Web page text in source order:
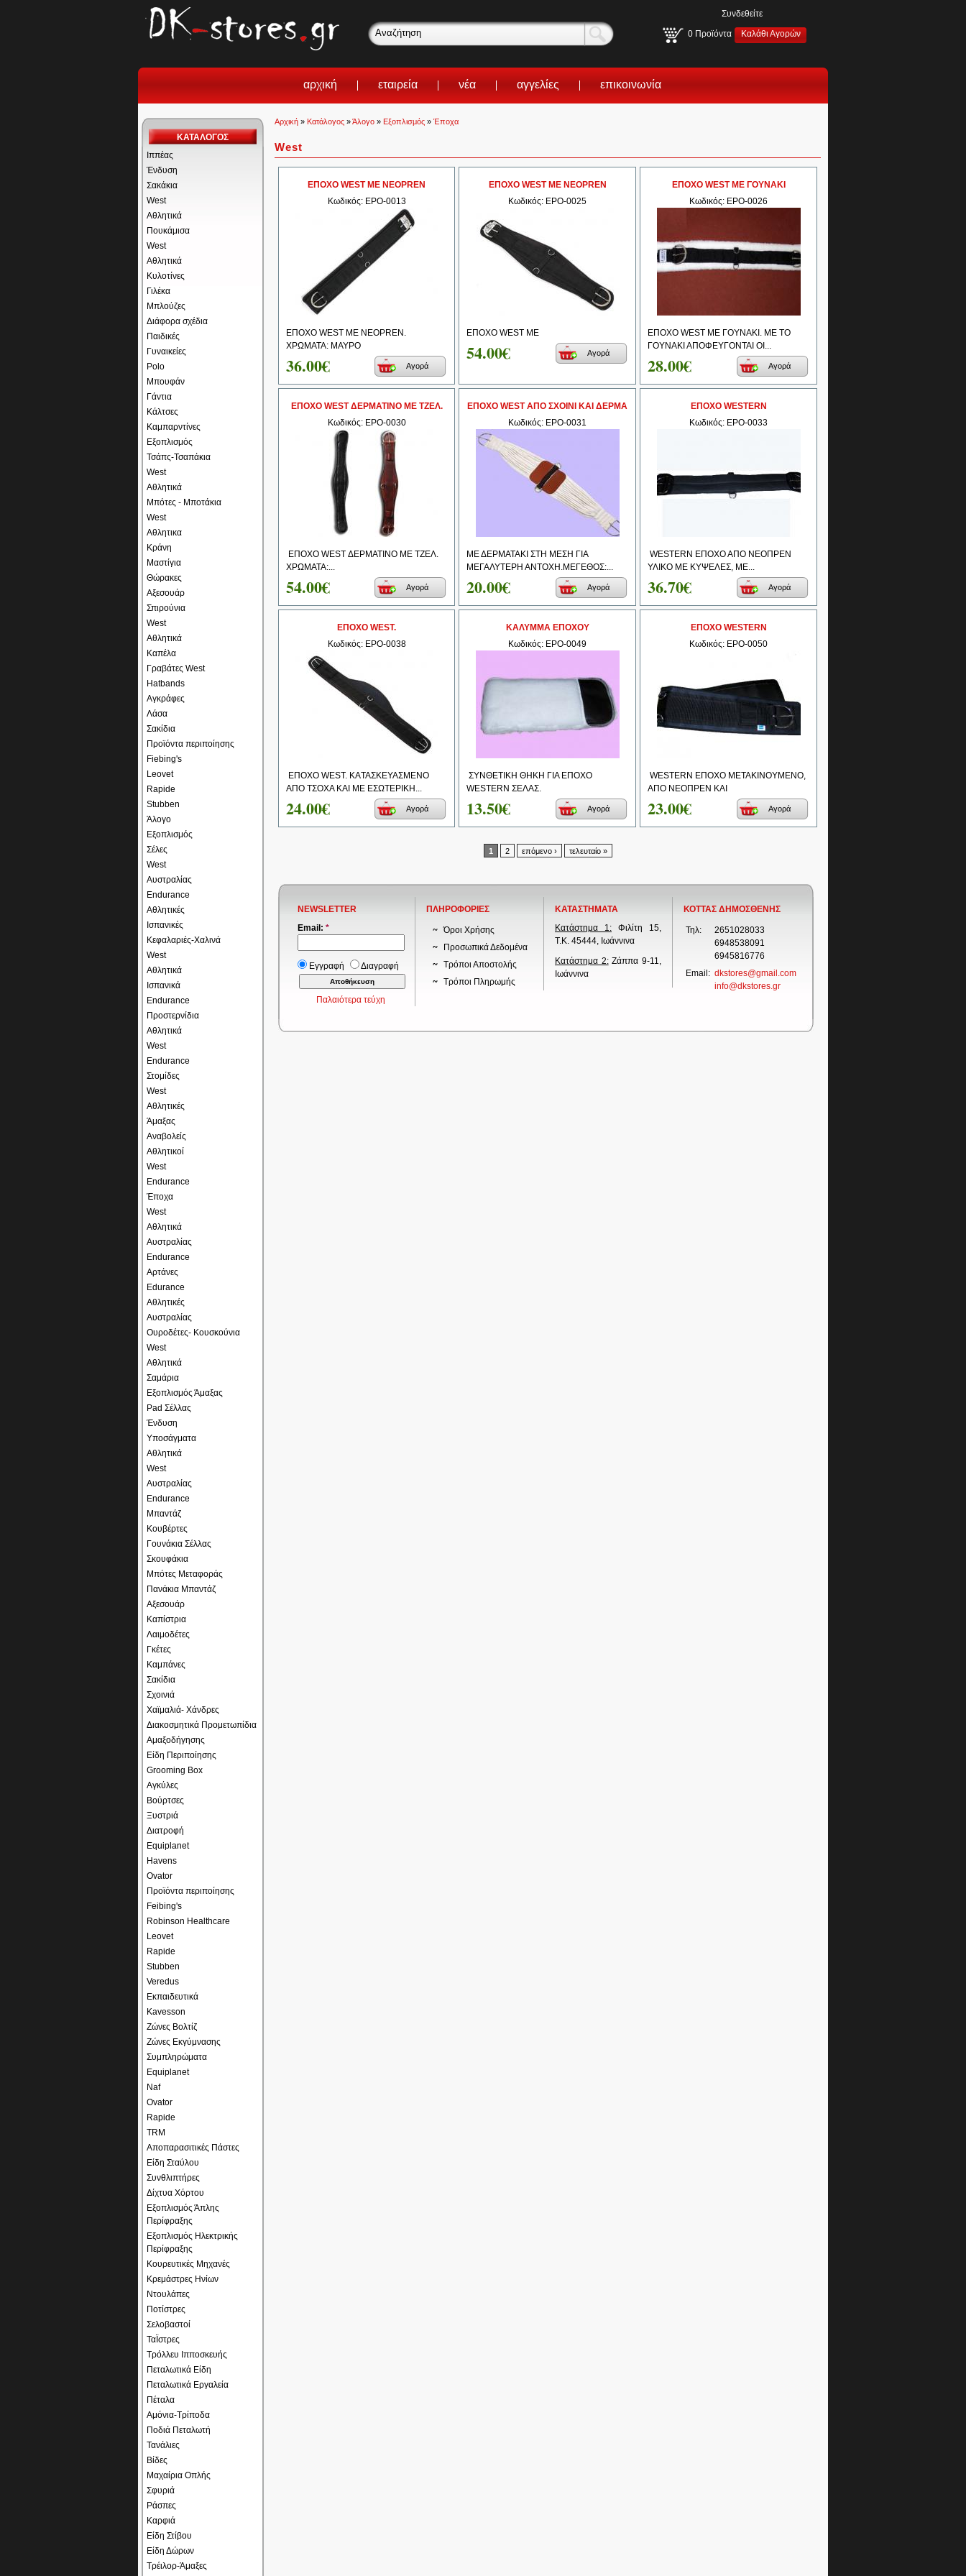
Συνδεθείτε
0 Προϊόντα Καλάθι Αγορών
αρχική εταιρεία νέα αγγελίες επικοινωνία
ΚΑΤΑΛΟΓΟΣ
Ιππέας
Ένδυση
Σακάκια
West
Αθλητικά
Πουκάμισα
West
Αθλητικά
Κυλοτίνες
Γιλέκα
Μπλούζες
Διάφορα σχέδια
Παιδικές
Γυναικείες
Polo
Μπουφάν
Γάντια
Κάλτσες
Καμπαρντίνες
Εξοπλισμός
Τσάπς-Τσαπάκια
West
Αθλητικά
Μπότες - Μποτάκια
West
Αθλητικα
Κράνη
Μαστίγια
Θώρακες
Αξεσουάρ
Σπιρούνια
West
Αθλητικά
Καπέλα
Γραβάτες West
Hatbands
Αγκράφες
Λάσα
Σακίδια
Προϊόντα περιποίησης
Fiebing's
Leovet
Rapide
Stubben
Άλογο
Εξοπλισμός
Σέλες
West
Αυστραλίας
Endurance
Αθλητικές
Ισπανικές
Κεφαλαριές-Χαλινά
West
Αθλητικά
Ισπανικά
Endurance
Προστερνίδια
Αθλητικά
West
Endurance
Στομίδες
West
Αθλητικές
Άμαξας
Αναβολείς
Αθλητικοί
West
Endurance
Έποχα
West
Αθλητικά
Αυστραλίας
Endurance
Αρτάνες
Edurance
Αθλητικές
Αυστραλίας
Ουροδέτες- Κουσκούνια
West
Αθλητικά
Σαμάρια
Εξοπλισμός Άμαξας
Pad Σέλλας
Ένδυση
Υποσάγματα
Αθλητικά
West
Αυστραλίας
Endurance
Μπαντάζ
Κουβέρτες
Γουνάκια Σέλλας
Σκουφάκια
Μπότες Μεταφοράς
Πανάκια Μπαντάζ
Αξεσουάρ
Καπίστρια
Λαιμοδέτες
Γκέτες
Καμπάνες
Σακίδια
Σχοινιά
Χαϊμαλιά- Χάνδρες
Διακοσμητικά Προμετωπίδια
Αμαξοδήγησης
Είδη Περιποίησης
Grooming Box
Αγκύλες
Βούρτσες
Ξυστριά
Διατροφή
Equiplanet
Havens
Ovator
Προϊόντα περιποίησης
Feibing's
Robinson Healthcare
Leovet
Rapide
Stubben
Veredus
Εκπαιδευτικά
Kavesson
Ζώνες Βολτίζ
Ζώνες Εκγύμνασης
Συμπληρώματα
Equiplanet
Naf
Ovator
Rapide
TRM
Αποπαρασιτικές Πάστες
Είδη Σταύλου
Συνθλιπτήρες
Δίχτυα Χόρτου
Εξοπλισμός Άπλης
Περίφραξης
Εξοπλισμός Ηλεκτρικής
Περίφραξης
Κουρευτικές Μηχανές
Κρεμάστρες Ηνίων
Ντουλάπες
Ποτίστρες
Σελοβαστοί
ΤαΪστρες
Τρόλλευ Ιπποσκευής
Πεταλωτικά Είδη
Πεταλωτικά Εργαλεία
Πέταλα
Αμόνια-Τρίποδα
Ποδιά Πεταλωτή
Τανάλιες
Βίδες
Μαχαίρια Οπλής
Σφυριά
Ράσπες
Καρφιά
Είδη Στίβου
Είδη Δώρων
Τρέιλορ-Άμαξες
Αρχική » Κατάλογος »Άλογο » Εξοπλισμός » Έποχα
West
ΕΠΟΧΟ WEST ΜΕ NEOPREN
Κωδικός: EPO-0013
ΕΠΟΧΟ WEST ΜΕ NEOPREN.
ΧΡΩΜΑΤΑ: ΜΑΥΡΟ
36.00€ Αγορά
ΕΠΟΧΟ WEST ΜΕ ΝΕΟPREN
Κωδικός: EPO-0025
ΕΠΟΧΟ WEST ΜΕ
54.00€ Αγορά
ΕΠΟΧΟ WEST ΜΕ ΓΟΥΝΑΚΙ
Κωδικός: EPO-0026
ΕΠΟΧΟ WEST ΜΕ ΓΟΥΝΑΚΙ. ΜΕ ΤΟ
ΓΟΥΝΑΚΙ ΑΠΟΦΕΥΓΟΝΤΑΙ ΟΙ...
28.00€ Αγορά
ΕΠΟΧΟ WEST ΔΕΡΜΑΤΙΝΟ ΜΕ ΤΖΕΛ.
Κωδικός: EPO-0030
ΕΠΟΧΟ WEST ΔΕΡΜΑΤΙΝΟ ΜΕ ΤΖΕΛ.
ΧΡΩΜΑΤΑ:...
54.00€ Αγορά
ΕΠΟΧΟ WEST ΑΠΟ ΣΧΟΙΝΙ ΚΑΙ ΔΕΡΜΑ
Κωδικός: EPO-0031
ΜΕ ΔΕΡΜΑΤΑΚΙ ΣΤΗ ΜΕΣΗ ΓΙΑ
ΜΕΓΑΛΥΤΕΡΗ ΑΝΤΟΧΗ.ΜΕΓΕΘΟΣ:...
20.00€ Αγορά
ΕΠΟΧΟ WESTERN
Κωδικός: EPO-0033
WESTERN ΕΠΟΧΟ ΑΠΟ ΝΕΟΠΡΕΝ
ΥΛΙΚΟ ΜΕ ΚΥΨΕΛΕΣ, ΜΕ...
36.70€ Αγορά
ΕΠΟΧΟ WEST.
Κωδικός: EPO-0038
ΕΠΟΧΟ WEST. KAΤΑΣΚΕΥΑΣΜΕΝΟ
ΑΠΟ ΤΣΟΧΑ ΚΑΙ ΜΕ ΕΣΩΤΕΡΙΚΗ...
24.00€ Αγορά
ΚΑΛΥΜΜΑ ΕΠΟΧΟΥ
Κωδικός: EPO-0049
ΣΥΝΘΕΤΙΚΗ ΘΗΚΗ ΓΙΑ ΕΠΟΧΟ
WESTERN ΣΕΛΑΣ.
13.50€ Αγορά
ΕΠΟΧΟ WESTERN
Κωδικός: EPO-0050
WESTERN ΕΠΟΧΟ ΜΕΤΑΚΙΝΟΥΜΕΝΟ,
ΑΠΟ ΝΕΟΠΡΕΝ ΚΑΙ
23.00€ Αγορά
1 2 επόμενο › τελευταίο »
NEWSLETTER
Email: *
Εγγραφή Διαγραφή
Παλαιότερα τεύχη
ΠΛΗΡΟΦΟΡΙΕΣ
Όροι Χρήσης
Προσωπικά Δεδομένα
Τρόποι Αποστολής
Τρόποι Πληρωμής
ΚΑΤΑΣΤΗΜΑΤΑ
Κατάστημα 1: Φιλίτη 15,
Τ.Κ. 45444, Ιωάννινα
Κατάστημα 2:Ζάππα 9-11,
Ιωάννινα
ΚΟΤΤΑΣ ΔΗΜΟΣΘΕΝΗΣ
Τηλ:
2651028033
6948538091
6945816776
Email: dkstores@gmail.com
info@dkstores.gr